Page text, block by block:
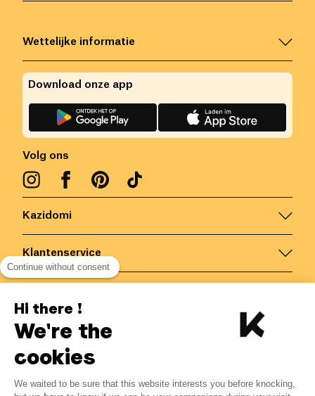
-10% Van 03/08 tot 09/08
Kazidomi
Klantenservice
Wettelijke informatie
Volg ons
Download onze app
België/ NL
Continue without consent
Hi there !
We're the
cookies
We waited to be sure that this website interests you before knocking,